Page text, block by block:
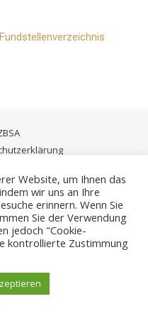
Website, um Ihnen das
wir uns an Ihre
erinnern. Wenn Sie
Sie der Verwendung
jedoch "Cookie-
kontrollierte Zustimmung